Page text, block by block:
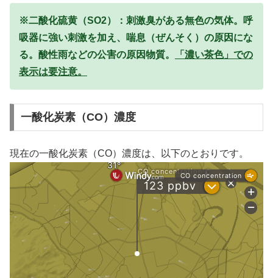
※二酸化硫黄（SO2）：刺激臭がある無色の気体。呼
吸器に強い刺激を加え、喘息（ぜんそく）の原因にな
る。酸性雨などの公害の原因物質。
「濃い茶色」での
表示は要注意。
一酸化炭素（CO）濃度
現在の一酸化炭素（CO）濃度は、以下のとおりです。